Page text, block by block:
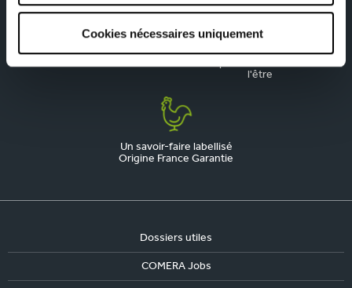
Cookies nécessaires uniquement
La qualité, notre priorité
Une marque engagée,
responsable et fière de
l'être
Un savoir-faire labellisé
Origine France Garantie
Dossiers utiles
COMERA Jobs